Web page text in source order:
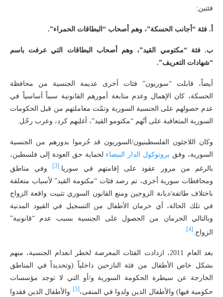
فئتين:
أ. فئة “أجانب الحسكة”، وهم أصحاب “البطاقات الحمراء”.
ب. فئة “مكتومي القيد”، وهم أصحاب البطاقات التي عرفت باسم
“شهادات التعريف”.
أيضاً، قابلت “سوريون” فئات أخرى عديمة الجنسية من محافظة
الحسكة، كان الإهمال وعدم متابعة أمورهم القانونية سبباً أساسياً في
عدم حصولهم على الجنسية السورية وتمّت معاملتهم من قبل الحكومات
السورية المتعاقبة على أنّهم “مكتومو القيد”، أغلبهم كرد، وعرب رحّل.
وكان اللاجئون الفلسطينيون/السوريون قد حُرموا بدورهم من الجنسية
السورية، وفق بروتوكول الدار البيضاء لحماية حق العودة إلى فلسطين،
بالرغم من مرور عقود على إقامتهم في سوريا. [3]
وفي مناطق
ومحافظات سورية أخرى، تم رصد فئات “مكتومة القيد” لأسباب متعلقة
باختلاف طائفة/ديانة الزوجين ومنع القانون السوري تثبيت واقعة الزواج
في تلك الحالة، أي حرمان الأطفال من التسجيل في القيود المدنية
وبالتالي الحرمان من الحصول على الجنسية بسبب عدم “قانونية”
الزواج.
بعد العام 2011، ازدادت الفئات المعرضة لخطر انعدام الجنسية، منهم
بشكل خاص الأطفال من فئة النازحين داخلياً (وتحديداً في المناطق
الخارجة عن سيطرة الحكومة السورية و/أو التي لا توجد مؤسسات
حكومية فيها) والأطفال الذين ولدوا في المنفى، [5]
والأطفال الذين فقدوا